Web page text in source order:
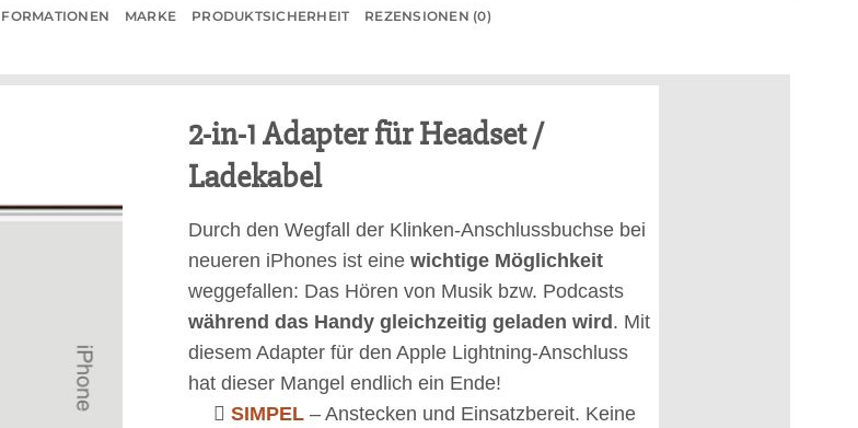
MARKE PRODUKTSICHERHEIT REZENSIONEN (0)
2-in-1 Adapter für Headset /
Ladekabel
Durch den Wegfall der Klinken-Anschlussbuchse bei
neueren iPhones ist eine wichtige Möglichkeit
weggefallen: Das Hören von Musik bzw. Podcasts
während das Handy gleichzeitig geladen wird. Mit
diesem Adapter für den Apple Lightning-Anschluss
hat dieser Mangel endlich ein Ende!
SIMPEL – Anstecken und Einsatzbereit. Keine